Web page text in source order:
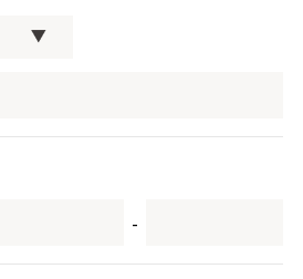
-